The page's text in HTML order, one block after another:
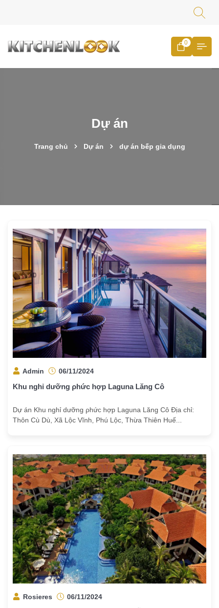
0
Dự án
Trang chủ Dự án dự án bếp gia dụng
Admin 06/11/2024
Khu nghỉ dưỡng ρhức hợp Laguna Lăng Cô
Dự án Khu nghỉ dưỡng ρhức hợp Laguna Lăng Cô Địa chỉ:
Thôn Cù Dù, Xã Lộc Vĩnh, Phú Lộc, Thừa Thiên Huế...
Rosieres 06/11/2024